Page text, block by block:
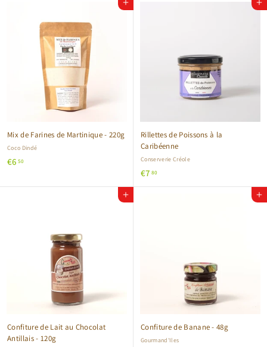
Ajouter au panier
Mix de Farines de Martinique - 220g
Coco Dindé
€6 50€
,
Ajouter au panier
Rillettes de Poissons à la
Caribéenne
Conserverie Créole
€7 80€
7
Ajouter au panier
Confiture de Lait au Chocolat
Antillais - 120g
Ajouter au panier
Confiture de Banane - 48g
Gourmand'Iles